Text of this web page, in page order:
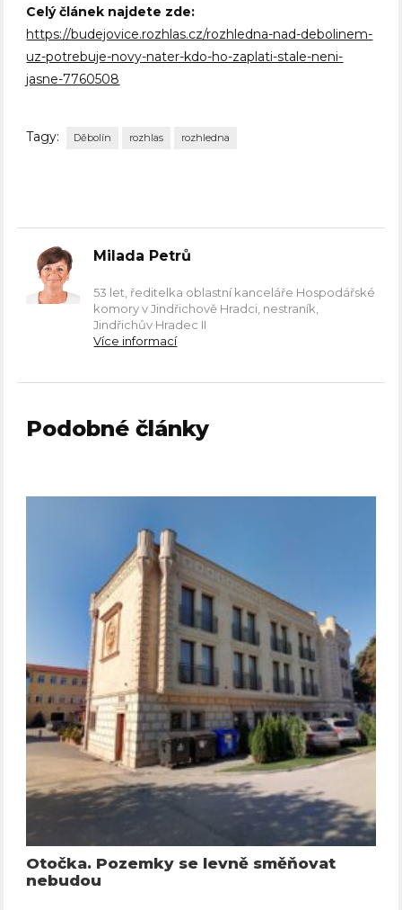
Celý článek najdete zde:
https://budejovice.rozhlas.cz/rozhledna-nad-debolinem-
uz-potrebuje-novy-nater-kdo-ho-zaplati-stale-neni-
jasne-7760508
Tagy: Děbolín rozhlas rozhledna
Milada Petrů
53 let, ředitelka oblastní kanceláře Hospodářské
komory v Jindřichově Hradci, nestraník,
Jindřichův Hradec II
Více informací
Podobné články
Otočka. Pozemky se levně směňovat
nebudou